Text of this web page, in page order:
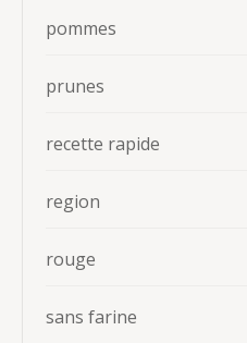
pommes
prunes
recette rapide
region
rouge
sans farine